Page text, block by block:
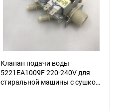
Клапан подачи воды
5221EA1009F 220-240V для
стиральной машины с сушкой